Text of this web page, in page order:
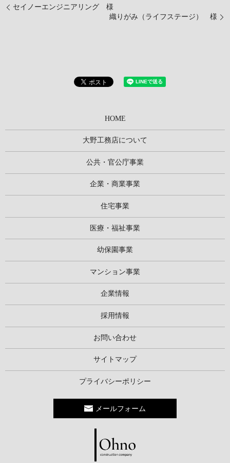
セイノーエンジニアリング 様
織りがみ（ライフステージ） 様
HOME
大野工務店について
公共・官公庁事業
企業・商業事業
住宅事業
医療・福祉事業
幼保園事業
マンション事業
企業情報
採用情報
お問い合わせ
サイトマップ
プライバシーポリシー
メールフォーム